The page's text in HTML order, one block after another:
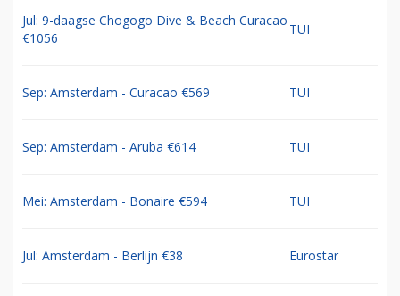
Jul: 9-daagse Chogogo Dive & Beach Curacao
€1056
TUI
Sep: Amsterdam - Curacao €569 TUI
Sep: Amsterdam - Aruba €614 TUI
Mei: Amsterdam - Bonaire €594 TUI
Jul: Amsterdam - Berlijn €38 Eurostar